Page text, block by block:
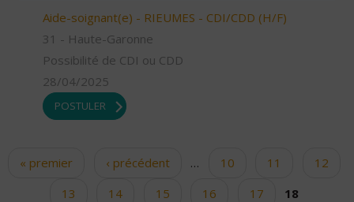
Aide-soignant(e) - RIEUMES - CDI/CDD (H/F)
31 - Haute-Garonne
Possibilité de CDI ou CDD
28/04/2025
POSTULER
Pages
« premier ‹ précédent … 10 11
12
13
14 15 16 17 18